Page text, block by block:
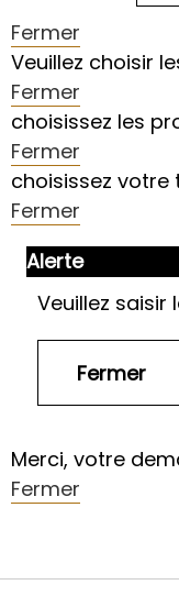
Fermer
Veuillez choisir
Fermer
choisissez les
Fermer
choisissez
Fermer
Alerte
Veuillez
Merci, votre
Fermer